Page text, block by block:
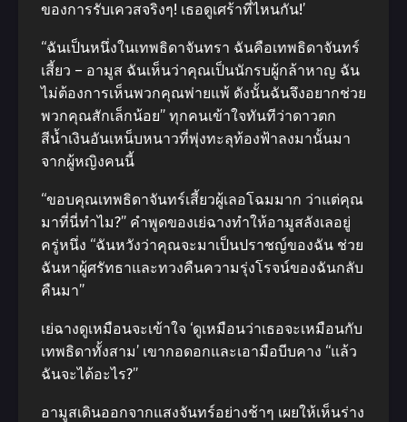
ของการรับเควสจริงๆ! เธอดูเศร้าที่ไหนกัน!’
“ฉันเป็นหนึ่งในเทพธิดาจันทรา ฉันคือเทพธิดาจันทร์
เสี้ยว – อามูส ฉันเห็นว่าคุณเป็นนักรบผู้กล้าหาญ ฉัน
ไม่ต้องการเห็นพวกคุณพ่ายแพ้ ดังนั้นฉันจึงอยากช่วย
พวกคุณสักเล็กน้อย” ทุกคนเข้าใจทันทีว่าดาวตก
สีน้ำเงินอันเหน็บหนาวที่พุ่งทะลุท้องฟ้าลงมานั้นมา
จากผู้หญิงคนนี้
“ขอบคุณเทพธิดาจันทร์เสี้ยวผู้เลอโฉมมาก ว่าแต่คุณ
มาที่นี่ทำไม?” คำพูดของเย่ฉางทำให้อามูสลังเลอยู่
ครู่หนึ่ง “ฉันหวังว่าคุณจะมาเป็นปราชญ์ของฉัน ช่วย
ฉันหาผู้ศรัทธาและทวงคืนความรุ่งโรจน์ของฉันกลับ
คืนมา”
เย่ฉางดูเหมือนจะเข้าใจ ‘ดูเหมือนว่าเธอจะเหมือนกับ
เทพธิดาทั้งสาม’ เขากอดอกและเอามือบีบคาง “แล้ว
ฉันจะได้อะไร?”
อามูสเดินออกจากแสงจันทร์อย่างช้าๆ เผยให้เห็นร่าง